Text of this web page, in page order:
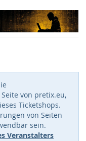
von pretix.eu,
Ticketshops.
von Seiten
sein.
Veranstalters